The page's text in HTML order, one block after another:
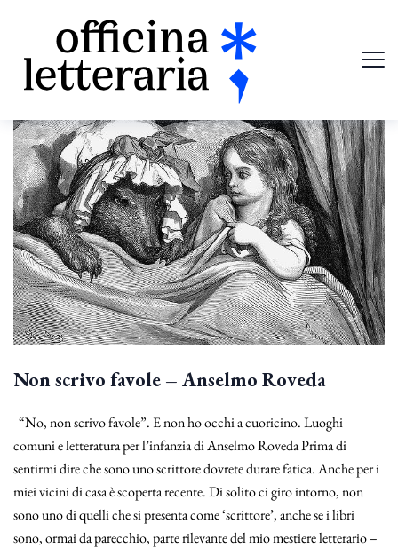
Non scrivo favole – Anselmo Roveda
“No, non scrivo favole”. E non ho occhi a cuoricino. Luoghi
comuni e letteratura per l’infanzia di Anselmo Roveda Prima di
sentirmi dire che sono uno scrittore dovrete durare fatica. Anche per i
miei vicini di casa è scoperta recente. Di solito ci giro intorno, non
sono uno di quelli che si presenta come ‘scrittore’, anche se i libri
sono, ormai da parecchio, parte rilevante del mio mestiere letterario –